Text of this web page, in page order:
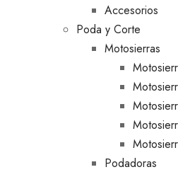
Accesorios
Poda y Corte
Motosierras
Podadoras